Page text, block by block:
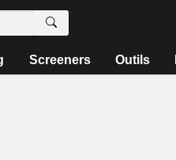
Screeners Outils